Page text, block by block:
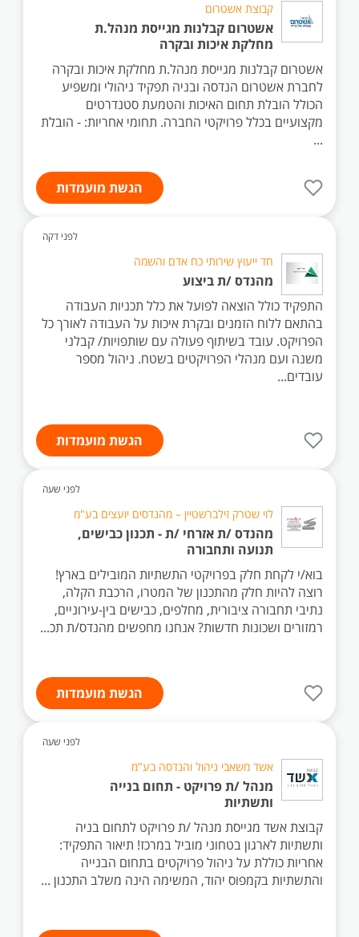
קבוצת אשטרום
אשטרום קבלנות מגייסת מנהל.ת
מחלקת איכות ובקרה
אשטרום קבלנות מגייסת מנהל.ת מחלקת איכות ובקרה
לחברת אשטרום הנדסה ובניה תפקיד ניהולי ומשפיע
הכולל הובלת תחום האיכות והטמעת סטנדרטים
מקצועיים בכלל פרויקטי החברה. תחומי אחריות: - הובלת
...
הגשת מועמדות
לפני דקה
חד ייעוץ שירותי כח אדם והשמה
מהנדס /ת ביצוע
התפקיד כולל הוצאה לפועל את כלל תכניות העבודה
בהתאם ללוח הזמנים ובקרת איכות על העבודה לאורך כל
הפרויקט. עובד בשיתוף פעולה עם שותפויות/ קבלני
משנה ועם מנהלי הפרויקטים בשטח. ניהול מספר
עובדים...
הגשת מועמדות
לפני שעה
לוי שטרק זילברשטיין – מהנדסים יועצים בע"מ
מהנדס /ת אזרחי /ת - תכנון כבישים,
תנועה ותחבורה
בוא/י לקחת חלק בפרויקטי התשתיות המובילים בארץ!
רוצה להיות חלק מהתכנון של המטרו, הרכבת הקלה,
נתיבי תחבורה ציבורית, מחלפים, כבישים בין-עירוניים,
רמזורים ושכונות חדשות? אנחנו מחפשים מהנדס/ת תכ...
הגשת מועמדות
לפני שעה
אשד משאבי ניהול והנדסה בע"מ
מנהל /ת פרויקט - תחום בנייה
ותשתיות
קבוצת אשד מגייסת מנהל /ת פרויקט לתחום בניה
ותשתיות לארגון בטחוני מוביל במרכז! תיאור התפקיד:
אחריות כוללת על ניהול פרויקטים בתחום הבנייה
והתשתיות בקמפוס יהוד, המשימה הינה משלב התכנון ...